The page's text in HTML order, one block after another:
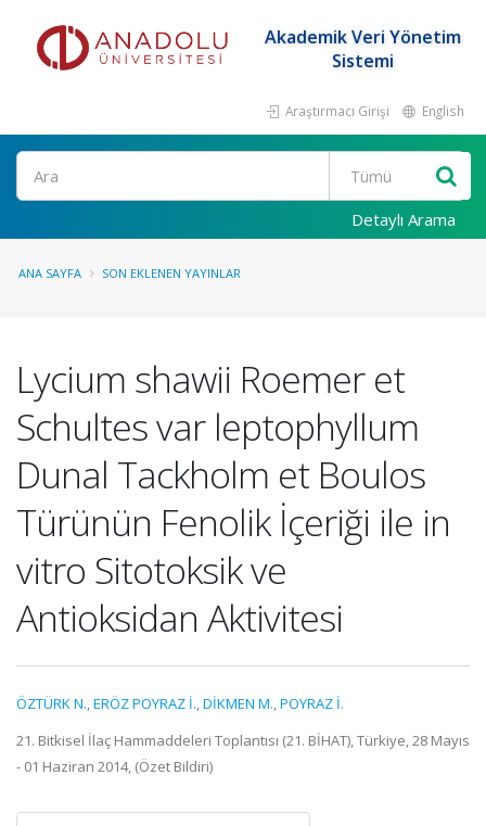
Akademik Veri Yönetim
Sistemi
Araştırmacı Girişi English
Ara
Detaylı Arama
ANA SAYFA SON EKLENEN YAYINLAR
Lycium shawii Roemer et
Schultes var leptophyllum
Dunal Tackholm et Boulos
Türünün Fenolik İçeriği ile in
vitro Sitotoksik ve
Antioksidan Aktivitesi
ÖZTÜRK N.,ERÖZ POYRAZ İ.,DİKMEN M.,POYRAZ İ.
21. Bitkisel İlaç Hammaddeleri Toplantısı (21. BİHAT), Türkiye, 28 Mayıs
- 01 Haziran 2014, (Özet Bildiri)